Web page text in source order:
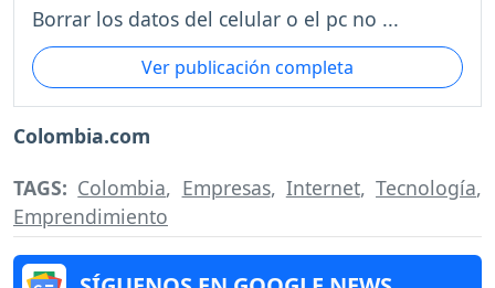
Borrar los datos del celular o el pc no ...
Ver publicación completa
Colombia.com
TAGS: Colombia, Empresas, Internet, Tecnología,
Emprendimiento